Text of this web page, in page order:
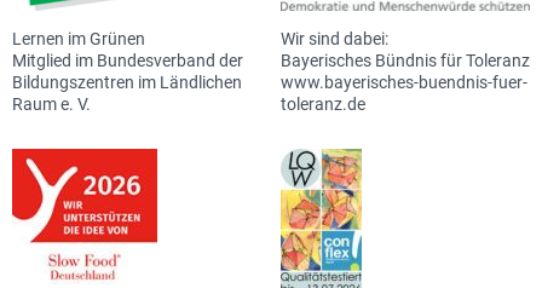
Lernen im Grünen
Mitglied im Bundesverband der
Bildungszentren im Ländlichen
Raum e. V.
Wir sind dabei:
Bayerisches Bündnis für Toleranz
www.bayerisches-buendnis-fuer-
toleranz.de